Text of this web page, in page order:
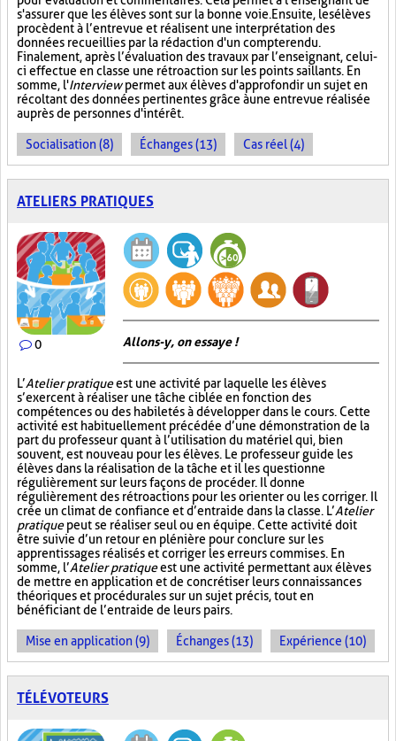
s'assurer que les élèves sont sur la bonne voie. Ensuite, les élèves
procèdent à l’entrevue et réalisent une interprétation des
données recueillies par la rédaction d'un compte rendu.
Finalement, après l’évaluation des travaux par l’enseignant, celui-
ci effectue en classe une rétroaction sur les points saillants. En
somme, l'Interviewpermet aux élèves d'approfondir un sujet en
récoltant des données pertinentes grâce à une entrevue réalisée
auprès de personnes d'intérêt.
Socialisation (8) Échanges (13) Cas réel (4)
ATELIERS PRATIQUES
0 Allons-y, on essaye !
L’Atelier pratiqueest une activité par laquelle les élèves
s’exercent à réaliser une tâche ciblée en fonction des
compétences ou des habiletés à développer dans le cours. Cette
activité est habituellement précédée d’une démonstration de la
part du professeur quant à l’utilisation du matériel qui, bien
souvent, est nouveau pour les élèves. Le professeur guide les
élèves dans la réalisation de la tâche et il les questionne
régulièrement sur leurs façons de procéder. Il donne
régulièrement des rétroactions pour les orienter ou les corriger. Il
crée un climat de confiance et d’entraide dans la classe. L’Atelier
pratiquepeut se réaliser seul ou en équipe. Cette activité doit
être suivie d’un retour en plénière pour conclure sur les
apprentissages réalisés et corriger les erreurs commises. En
somme, l’Atelier pratiqueest une activité permettant aux élèves
de mettre en application et de concrétiser leurs connaissances
théoriques et procédurales sur un sujet précis, tout en
bénéficiant de l’entraide de leurs pairs.
Mise en application (9) Échanges (13) Expérience (10)
TÉLÉVOTEURS